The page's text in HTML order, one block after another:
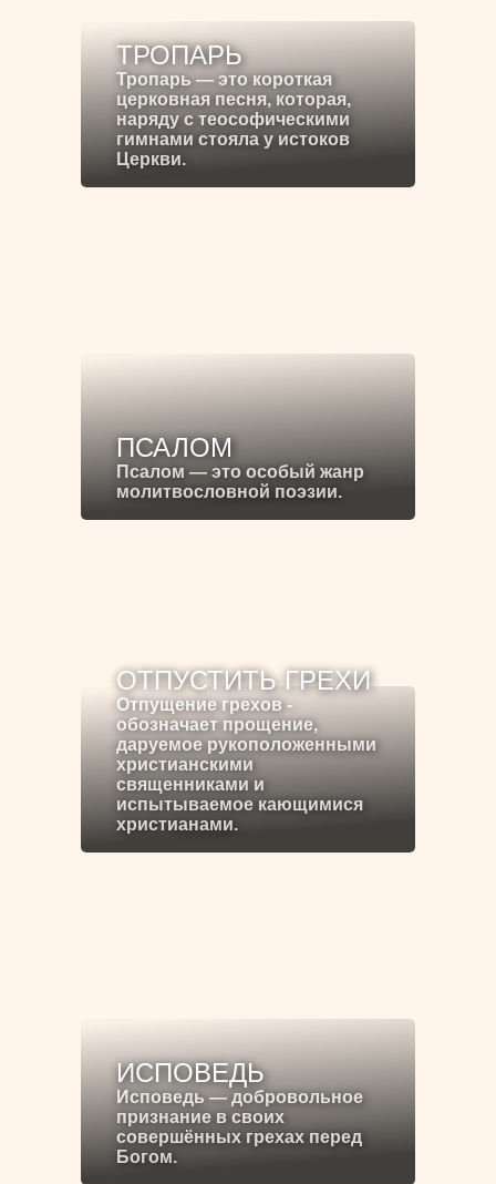
ТРОПАРЬ
Тропарь — это короткая
церковная песня, которая,
наряду с теософическими
гимнами стояла у истоков
Церкви.
ПСАЛОМ
Псалом — это особый жанр
молитвословной поэзии.
ОТПУСТИТЬ ГРЕХИ
Отпущение грехов -
обозначает прощение,
даруемое рукоположенными
христианскими
священниками и
испытываемое кающимися
христианами.
ИСПОВЕДЬ
Исповедь — добровольное
признание в своих
совершённых грехах перед
Богом.